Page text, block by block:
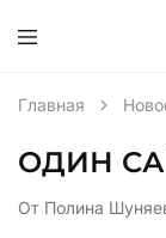
Главная
ОДИН
От Полина